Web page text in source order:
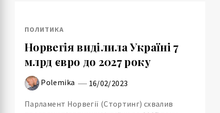
ПОЛИТИКА
Норвегія виділила Україні 7
млрд євро до 2027 року
Polemika 16/02/2023
Парламент Норвегії (Стортинг) схвалив